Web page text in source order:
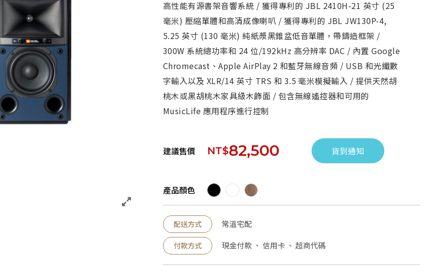
高性能有源書架音響系統 / 獲得專利的 JBL 2410H-21 英寸 (25
毫米) 壓縮單體和高清成像喇叭 / 獲得專利的 JBL JW130P-4,
5.25 英寸 (130 毫米) 純紙漿黑錐盆低音單體，帶鑄造框架 /
300W 系統總功率和 24 位/192kHz 高分辨率 DAC / 內置 Google
Chromecast、Apple AirPlay 2 和藍牙無線音頻 / USB 和光纖數
字輸入以及 XLR/14 英寸 TRS 和 3.5 毫米模擬輸入 / 提供天然胡
桃木或黑胡桃木家具級木飾面 / 包含無線遙控器和可用的
MusicLife 應用程序進行控制
建議售價 NT$82,500 貨到通知
產品顏色
配送方式 常溫宅配
付款方式 現金付款 、 信用卡 、 超商代碼